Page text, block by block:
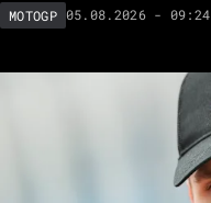
MOTOGP 05.08.2026 - 09:24